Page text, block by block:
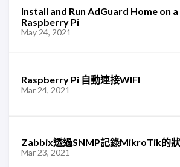
Install and Run AdGuard Home on a
Raspberry Pi
May 24, 2021
Raspberry Pi 自動連接WIFI
Mar 24, 2021
Zabbix透過SNMP記錄MikroTik的
Mar 23, 2021